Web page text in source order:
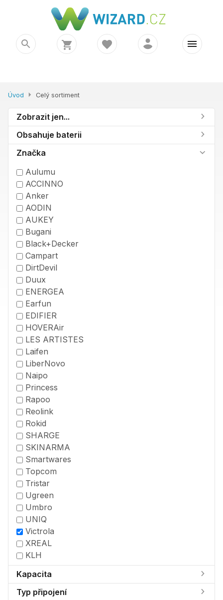
Úvod Celý sortiment
Zobrazit jen...
Obsahuje baterii
Značka
Aulumu
ACCINNO
Anker
AODIN
AUKEY
Bugani
Black+Decker
Campart
DirtDevil
Duux
ENERGEA
Earfun
EDIFIER
HOVERAir
LES ARTISTES
Laifen
LiberNovo
Naipo
Princess
Rapoo
Reolink
Rokid
SHARGE
SKINARMA
Smartwares
Topcom
Tristar
Ugreen
Umbro
UNIQ
Victrola
XREAL
KLH
Kapacita
Typ připojení